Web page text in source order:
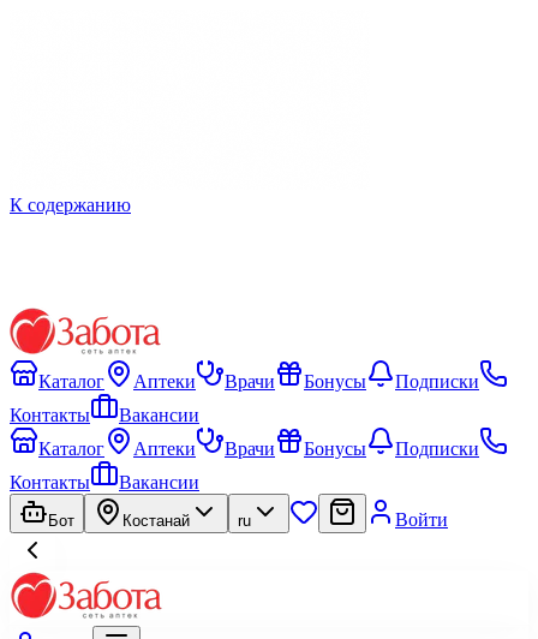
К содержанию
Каталог Аптеки Врачи Бонусы
Подписки
Контакты
Вакансии
Каталог
Аптеки Врачи Бонусы
Подписки
Контакты
Вакансии
Бот Костанай ru Войти